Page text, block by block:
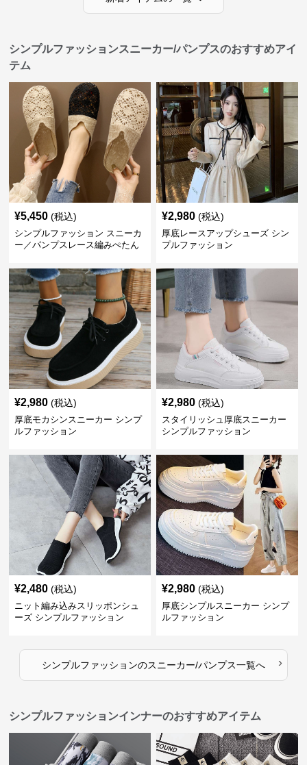
シンプルファッションスニーカー/パンプスのおすすめアイ
テム
¥5,450 (税込)
シンプルファッション スニーカ
ー／パンプスレース編みぺたん
¥2,980 (税込)
厚底レースアップシューズ シン
プルファッション
¥2,980 (税込)
厚底モカシンスニーカー シンプ
ルファッション
¥2,980 (税込)
スタイリッシュ厚底スニーカー
シンプルファッション
¥2,480 (税込)
ニット編み込みスリッポンシュ
ーズ シンプルファッション
¥2,980 (税込)
厚底シンプルスニーカー シンプ
ルファッション
シンプルファッションのスニーカー/パンプス一覧へ ›
シンプルファッションインナーのおすすめアイテム